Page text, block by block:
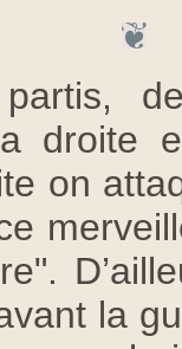
droite
on
la